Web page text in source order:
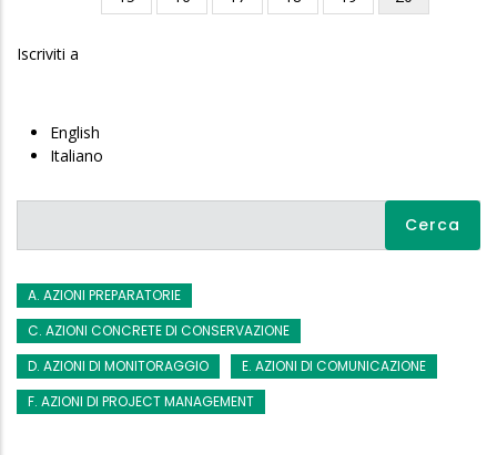
attuale
Iscriviti a
English
Italiano
A. AZIONI PREPARATORIE
C. AZIONI CONCRETE DI CONSERVAZIONE
D. AZIONI DI MONITORAGGIO
E. AZIONI DI COMUNICAZIONE
F. AZIONI DI PROJECT MANAGEMENT